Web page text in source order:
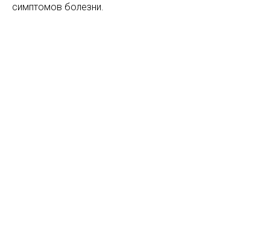
симптомов болезни.